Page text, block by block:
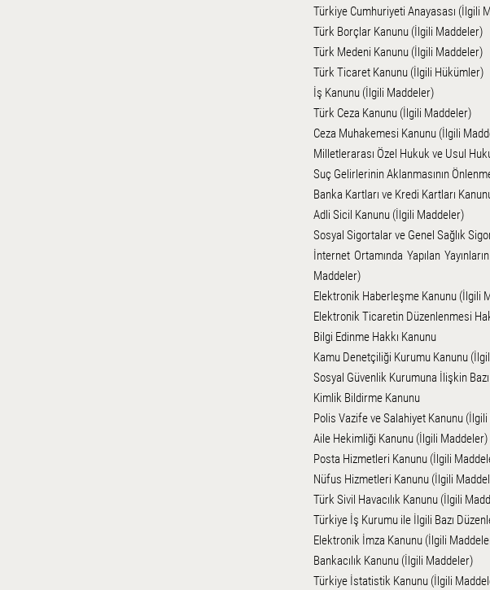
Türkiye Cumhuriyeti Anayasası (İlgili
Türk Borçlar Kanunu (İlgili Maddeler)
Türk Medeni Kanunu (İlgili Maddeler)
Türk Ticaret Kanunu (İlgili Hükümler)
İş Kanunu (İlgili Maddeler)
Türk Ceza Kanunu (İlgili Maddeler)
Ceza Muhakemesi Kanunu (İlgili
Milletlerarası Özel Hukuk ve Usul
Suç Gelirlerinin Aklanmasının
Banka Kartları ve Kredi Kartları
Adli Sicil Kanunu (İlgili Maddeler)
Sosyal Sigortalar ve Genel Sağlık
İnternet Ortamında Yapılan
Maddeler)
Elektronik Haberleşme Kanunu (İlgili
Elektronik Ticaretin Düzenlenmesi
Bilgi Edinme Hakkı Kanunu
Kamu Denetçiliği Kurumu Kanunu
Sosyal Güvenlik Kurumuna İlişkin
Kimlik Bildirme Kanunu
Polis Vazife ve Salahiyet Kanunu
Aile Hekimliği Kanunu (İlgili Maddeler)
Posta Hizmetleri Kanunu (İlgili
Nüfus Hizmetleri Kanunu (İlgili
Türk Sivil Havacılık Kanunu (İlgili
Türkiye İş Kurumu ile İlgili Bazı
Elektronik İmza Kanunu (İlgili
Bankacılık Kanunu (İlgili Maddeler)
Türkiye İstatistik Kanunu (İlgili